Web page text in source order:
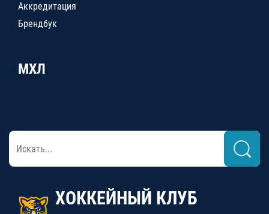
Аккредитация
Брендбук
МХЛ
ХОККЕЙНЫЙ КЛУБ